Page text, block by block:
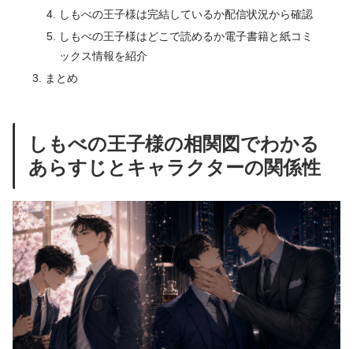
しもべの王子様は完結しているか配信状況から確認
しもべの王子様はどこで読めるか電子書籍と紙コミ
ックス情報を紹介
まとめ
しもべの王子様の相関図でわかる
あらすじとキャラクターの関係性